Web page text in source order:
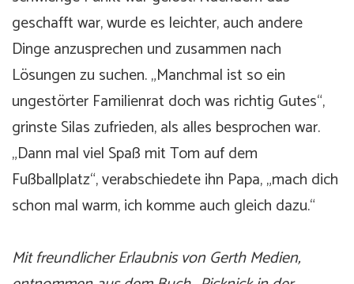
geschafft war, wurde es leichter, auch andere
Dinge anzusprechen und zusammen nach
Lösungen zu suchen. „Manchmal ist so ein
ungestörter Familienrat doch was richtig Gutes“,
grinste Silas zufrieden, als alles besprochen war.
„Dann mal viel Spaß mit Tom auf dem
Fußballplatz“, verabschiedete ihn Papa, „mach dich
schon mal warm, ich komme auch gleich dazu.“
Mit freundlicher Erlaubnis von Gerth Medien,